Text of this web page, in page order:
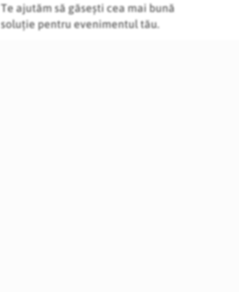
Te ajutăm să găsești cea mai bună
soluție pentru evenimentul tău.